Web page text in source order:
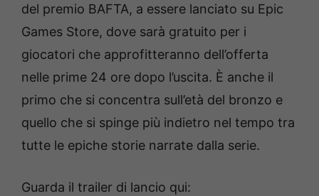
del premio BAFTA, a essere lanciato su Epic
Games Store, dove sarà gratuito per i
giocatori che approfitteranno dell’offerta
nelle prime 24 ore dopo l’uscita. È anche il
primo che si concentra sull’età del bronzo e
quello che si spinge più indietro nel tempo tra
tutte le epiche storie narrate dalla serie.
Guarda il trailer di lancio qui: